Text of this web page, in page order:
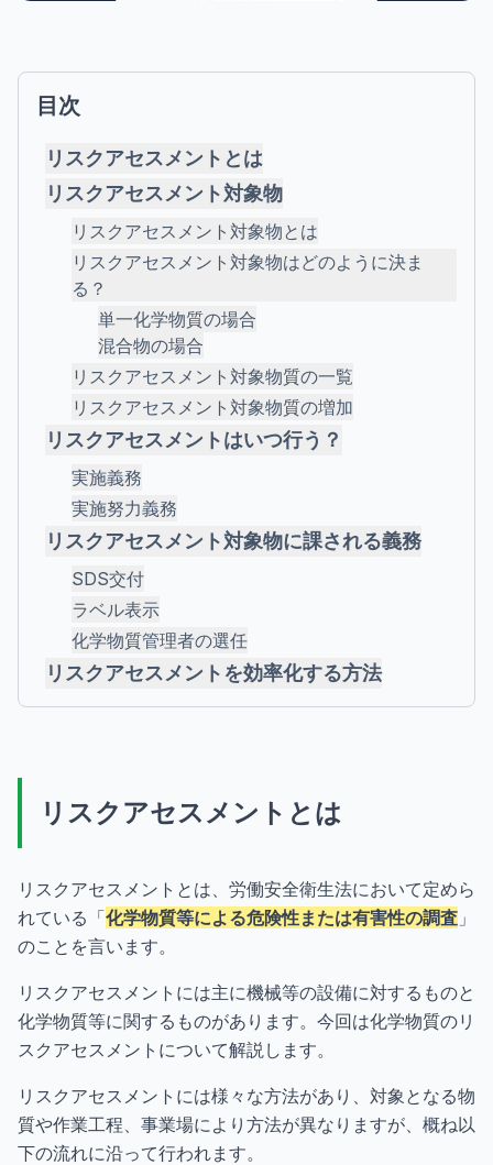
目次
リスクアセスメントとは
リスクアセスメント対象物
リスクアセスメント対象物とは
リスクアセスメント対象物はどのように決ま
る？
単一化学物質の場合
混合物の場合
リスクアセスメント対象物質の一覧
リスクアセスメント対象物質の増加
リスクアセスメントはいつ行う？
実施義務
実施努力義務
リスクアセスメント対象物に課される義務
SDS交付
ラベル表示
化学物質管理者の選任
リスクアセスメントを効率化する方法
リスクアセスメントとは
リスクアセスメントとは、労働安全衛生法において定めら
れている「化学物質等による危険性または有害性の調査 」
のことを言います。
リスクアセスメントには主に機械等の設備に対するものと
化学物質等に関するものがあります。今回は化学物質のリ
スクアセスメントについて解説します。
リスクアセスメントには様々な方法があり、対象となる物
質や作業工程、事業場により方法が異なりますが、概ね以
下の流れに沿って行われます。